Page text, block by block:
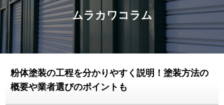
ムラカワコラム
粉体塗装の工程を分かりやすく説明！塗装方法の
概要や業者選びのポイントも